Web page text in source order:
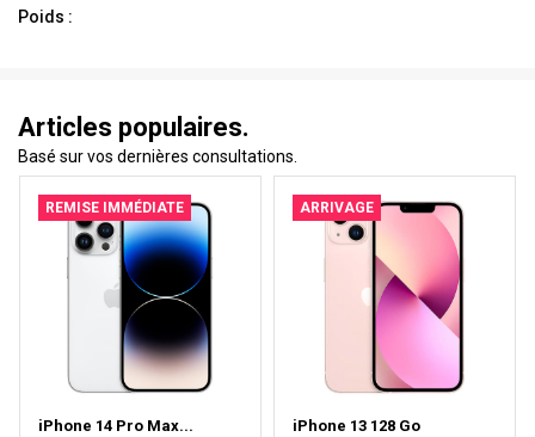
Poids :
Articles populaires.
Basé sur vos dernières consultations.
REMISE IMMÉDIATE
iPhone 14 Pro Max...
ARRIVAGE
iPhone 13 128 Go